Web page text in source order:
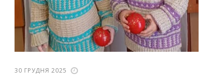
30 ГРУДНЯ 2025